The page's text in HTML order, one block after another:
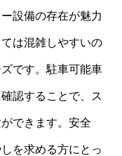
設備の存在が魅力
は混雑しやすいの
です。駐車可能車
認することで、ス
できます。安全
を求める方にとっ